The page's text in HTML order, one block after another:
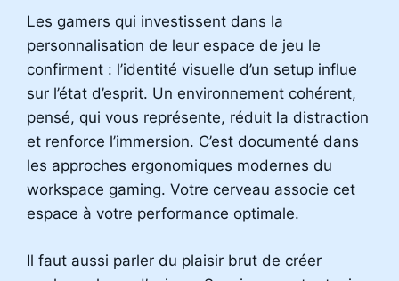
Les gamers qui investissent dans la
personnalisation de leur espace de jeu le
confirment : l’identité visuelle d’un setup influe
sur l’état d’esprit. Un environnement cohérent,
pensé, qui vous représente, réduit la distraction
et renforce l’immersion. C’est documenté dans
les approches ergonomiques modernes du
workspace gaming. Votre cerveau associe cet
espace à votre performance optimale.
Il faut aussi parler du plaisir brut de créer